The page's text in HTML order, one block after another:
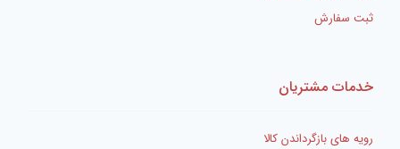
ثبت سفارش
خدمات مشتریان
رویه های بازگرداندن کالا